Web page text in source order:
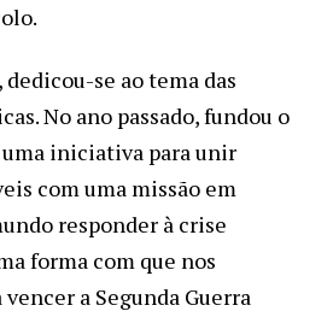
se ao tema das
No ano passado, fundou o
uma iniciativa para unir
com uma missão em
responder à crise
forma com que nos
a Segunda Guerra